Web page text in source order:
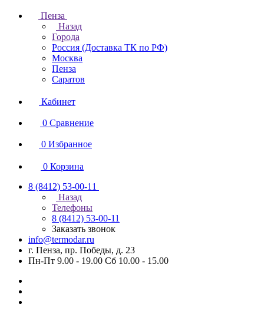
Пенза
Назад
Города
Россия (Доставка ТК по РФ)
Москва
Пенза
Саратов
Кабинет
0 Сравнение
0 Избранное
0 Корзина
8 (8412) 53-00-11
Назад
Телефоны
8 (8412) 53-00-11
Заказать звонок
info@termodar.ru
г. Пенза, пр. Победы, д. 23
Пн-Пт 9.00 - 19.00 Сб 10.00 - 15.00